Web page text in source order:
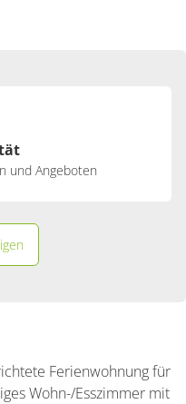
und Angeboten
Ferienwohnung für
Wohn-/Esszimmer mit